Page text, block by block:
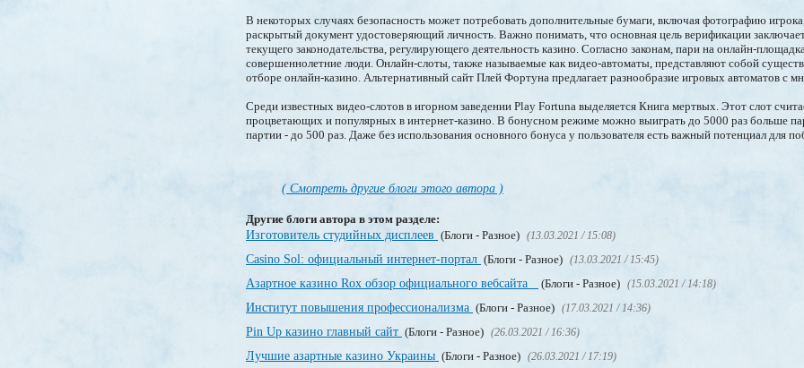
В некоторых случаях безопасность может потребовать дополнительные бумаги, включая фотографию
раскрытый документ удостоверяющий личность. Важно понимать, что основная цель верификации
текущего законодательства, регулирующего деятельность казино. Согласно законам, пари на онлайн-
совершеннолетние люди. Онлайн-слоты, также называемые как видео-автоматы, представляют собой
отборе онлайн-казино. Альтернативный сайт Плей Фортуна предлагает разнообразие игровых автоматов с
Среди известных видео-слотов в игорном заведении Play Fortuna выделяется Книга мертвых. Этот слот
процветающих и популярных в интернет-казино. В бонусном режиме можно выиграть до 5000 раз больше
партии - до 500 раз. Даже без использования основного бонуса у пользователя есть важный потенциал для
( Смотреть другие блоги этого автора )
Другие блоги автора в этом разделе:
Изготовитель студийных дисплеев (Блоги - Разное) (13.03.2021 / 15:08)
Casino Sol: официальный интернет-портал (Блоги - Разное) (13.03.2021 / 15:45)
Азартное казино Rox обзор официального вебсайта (Блоги - Разное) (15.03.2021 / 14:18)
Институт повышения профессионализма (Блоги - Разное) (17.03.2021 / 14:36)
Pin Up казино главный сайт (Блоги - Разное) (26.03.2021 / 16:36)
Лучшие азартные казино Украины (Блоги - Разное) (26.03.2021 / 17:19)